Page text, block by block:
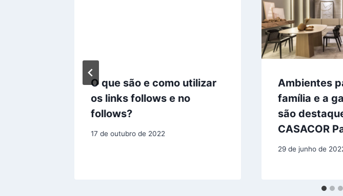
O que são e como utilizar
os links follows e no
follows?
17 de outubro de 2022
Ambientes
família e a
são
CASACOR
29 de junho de